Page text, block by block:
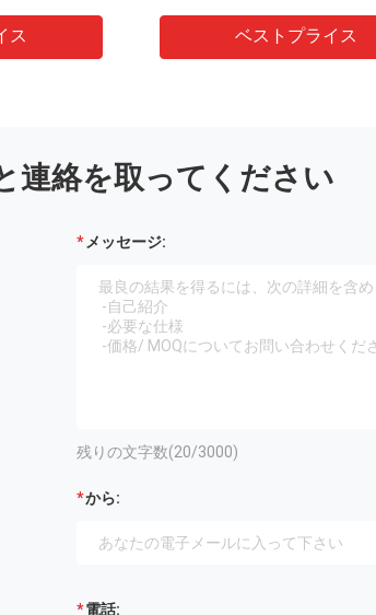
ス ベストプライス
連絡を取ってください
メッセージ:
残りの文字数(20/3000)
から:
電話: